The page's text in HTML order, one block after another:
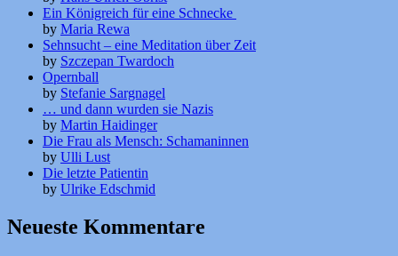
Ein Königreich für eine Schnecke
by Maria Rewa
Sehnsucht – eine Meditation über Zeit
by Szczepan Twardoch
Opernball
by Stefanie Sargnagel
… und dann wurden sie Nazis
by Martin Haidinger
Die Frau als Mensch: Schamaninnen
by Ulli Lust
Die letzte Patientin
by Ulrike Edschmid
Neueste Kommentare